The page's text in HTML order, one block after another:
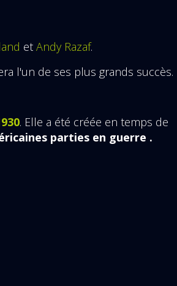
et Andy Razaf.
l'un de ses plus grands succès.
. Elle a été créée en temps de
parties en guerre .